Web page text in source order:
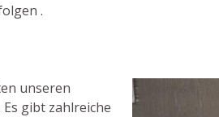
.
unseren
gibt zahlreiche